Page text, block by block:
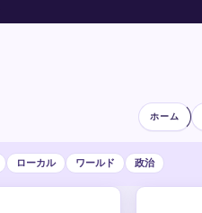
ホーム
ローカル ワールド 政治